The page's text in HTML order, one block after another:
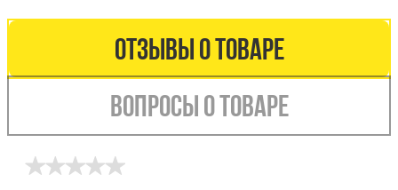
Памятники сыну
Памятники вертикальные
Памятники горизонтальные
Памятники классические
Отзывы о товаре
Вопросы о товаре